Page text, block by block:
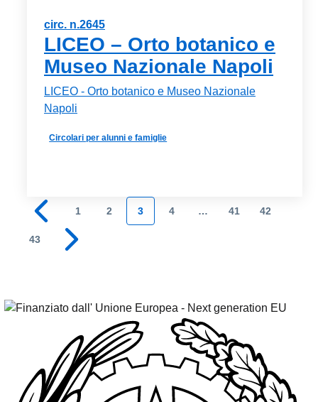
circ. n.2645
LICEO – Orto botanico e
Museo Nazionale Napoli
LICEO - Orto botanico e Museo Nazionale
Napoli
Circolari per alunni e famiglie
Pagina precedente
1 2 3 4 … 41 42
43 Pagina successiva